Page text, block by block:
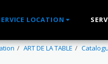
LOCATION
ART DE LA TABLE